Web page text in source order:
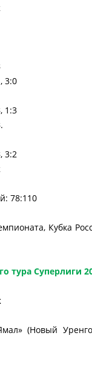
3:0
1:3
3:2
78:110
Кубка
тура Суперлиги
(Новый